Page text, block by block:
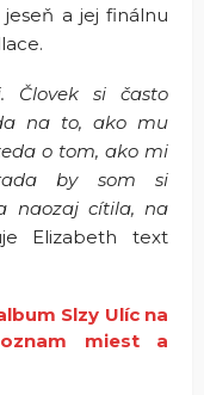
a jej finálnu
Človek si často
na to, ako mu
o tom, ako mi
by som si
naozaj cítila, na
Elizabeth text
Slzy Ulíc na
miest a